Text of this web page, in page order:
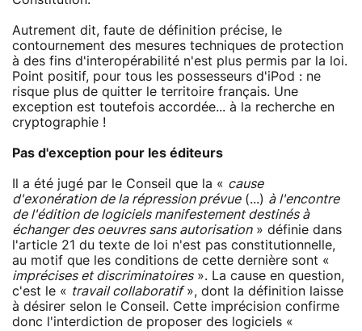
Autrement dit, faute de définition précise, le
contournement des mesures techniques de protection
à des fins d'interopérabilité n'est plus permis par la loi.
Point positif, pour tous les possesseurs d'iPod : ne
risque plus de quitter le territoire français. Une
exception est toutefois accordée... à la recherche en
cryptographie !
Pas d'exception pour les éditeurs
Il a été jugé par le Conseil que la « cause
d'exonération de la répression prévue(...) à l'encontre
de l'édition de logiciels manifestement destinés à
échanger des oeuvres sans autorisation» définie dans
l'article 21 du texte de loi n'est pas constitutionnelle,
au motif que les conditions de cette dernière sont «
imprécises et discriminatoires». La cause en question,
c'est le « travail collaboratif», dont la définition laisse
à désirer selon le Conseil. Cette imprécision confirme
donc l'interdiction de proposer des logiciels «